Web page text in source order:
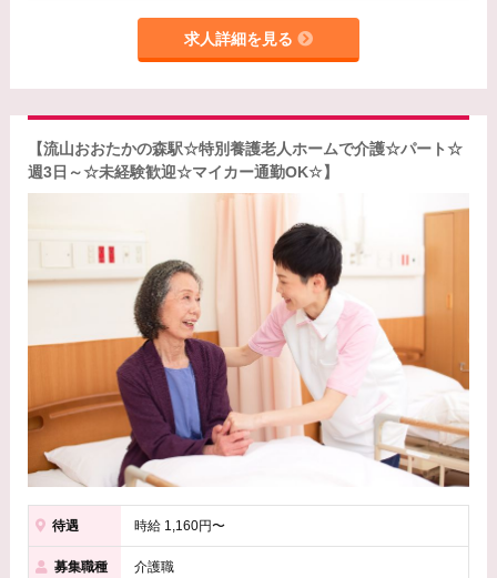
求人詳細を見る
【流山おおたかの森駅☆特別養護老人ホームで介護☆パート☆
週3日～☆未経験歓迎☆マイカー通勤OK☆】
待遇 時給 1,160円〜
募集職種 介護職